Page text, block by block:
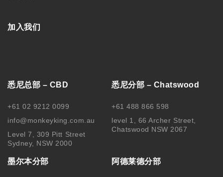
加入我们
悉尼总部 – CBD
+61 02 9212 0099
info@monkeyking.com.au
Level 7, 309 Pitt Street
Sydney, NSW 2000
悉尼分部 – Chatswood
+61 488 866 598
level 1, 66 Archer Street,
Chatswood NSW 2067
墨尔本分部 阿德莱德分部